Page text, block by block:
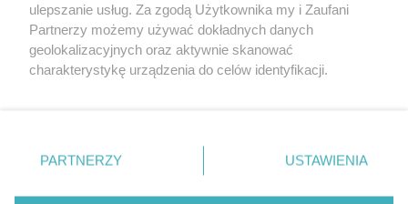
ulepszanie usług. Za zgodą Użytkownika my i Zaufani
Partnerzy możemy używać dokładnych danych
geolokalizacyjnych oraz aktywnie skanować
charakterystykę urządzenia do celów identyfikacji.
zmienić/wycofać klikając przycisk ustawień prywatności
znajdujący się w lewym dolnym rogu strony
rodzaje przetwarzania danych nie wymagają zgody
PARTNERZY USTAWIENIA